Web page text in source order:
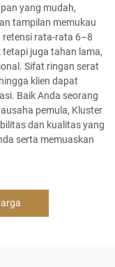
yang mudah,
tampilan memukau
retensi rata-rata 6–8
juga tahan lama,
Sifat ringan serat
klien dapat
Baik Anda seorang
pemula, Kluster
dan kualitas yang
serta memuaskan